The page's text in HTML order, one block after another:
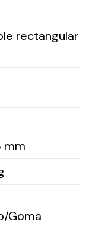
rectangular
mm
Goma